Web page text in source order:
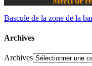
Bascule de la zone de la
Archives
Archives